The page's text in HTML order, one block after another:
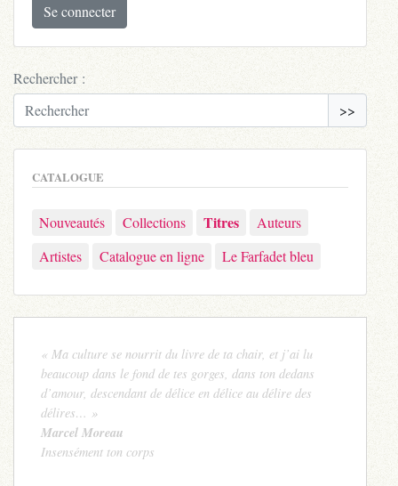
Se connecter
Rechercher :
>>
CATALOGUE
Nouveautés Collections Titres
Auteurs
Artistes
Catalogue en ligne Le Farfadet bleu
« Ma culture se nourrit du livre de ta chair, et j’ai lu
beaucoup dans le fond de tes gorges, dans ton dedans
d’amour, descendant de délice en délice au délire des
délires… »
Marcel Moreau
Insensément ton corps